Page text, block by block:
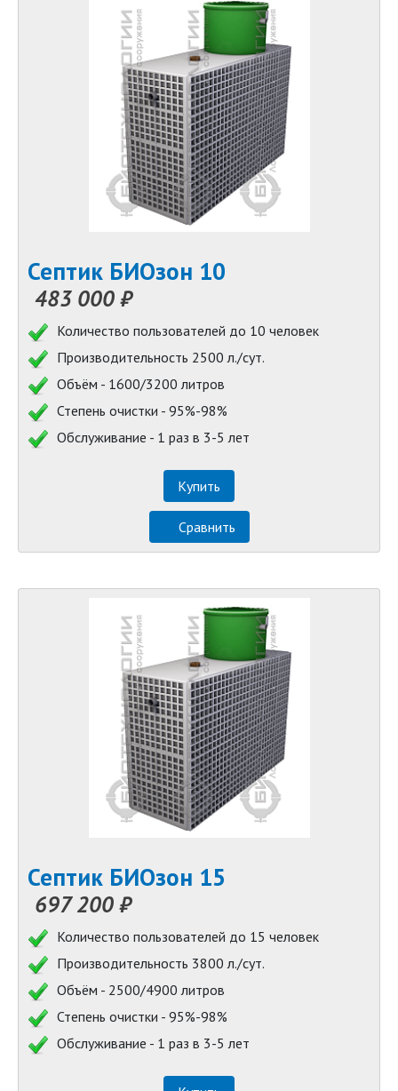
Септик БИОзон 10
483 000 ₽
Количество пользователей до 10 человек
Производительность 2500 л./сут.
Объём - 1600/3200 литров
Степень очистки - 95%-98%
Обслуживание - 1 раз в 3-5 лет
Купить
Сравнить
Септик БИОзон 15
697 200 ₽
Количество пользователей до 15 человек
Производительность 3800 л./сут.
Объём - 2500/4900 литров
Степень очистки - 95%-98%
Обслуживание - 1 раз в 3-5 лет